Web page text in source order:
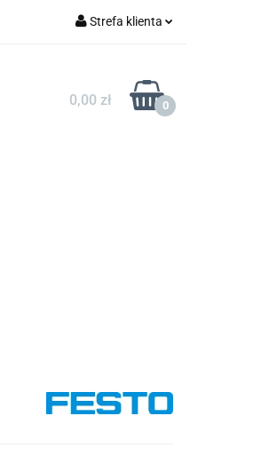
Strefa klienta
Zarejestruj się
Dodaj zgłoszenie
0,00 zł 0